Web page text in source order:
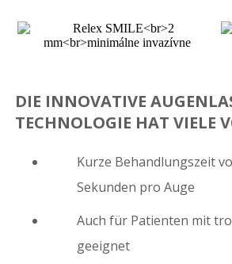
DIE INNOVATIVE
TECHNOLOGIE HAT VIELE
Kurze Behandlungszeit
Sekunden pro Auge
Auch für Patienten mit
geeignet